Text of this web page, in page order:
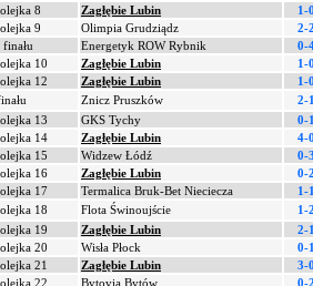
8 Zagłębie Lubin
1-
9 Olimpia Grudziądz
2-
finału Energetyk ROW Rybnik
0-
10 Zagłębie Lubin
1-
12 Zagłębie Lubin
1-
Znicz Pruszków
2-
13 GKS Tychy
0-
14 Zagłębie Lubin
4-
15 Widzew Łódź
0-
16 Zagłębie Lubin
0-
17 Termalica Bruk-Bet Nieciecza
1-
18 Flota Świnoujście
1-
19 Zagłębie Lubin
2-
20 Wisła Płock
0-
21 Zagłębie Lubin
3-
22 Bytovia Bytów
0-